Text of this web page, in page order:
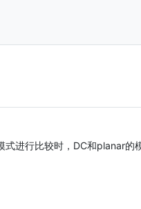
进行比较时，DC和planar的